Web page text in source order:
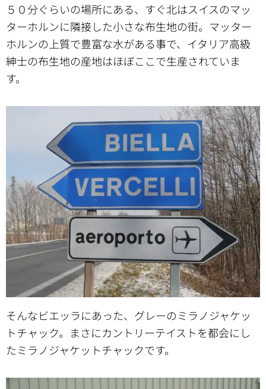
５０分ぐらいの場所にある、すぐ北はスイスのマッ
ターホルンに隣接した小さな布生地の街。マッター
ホルンの上質で豊富な水がある事で、イタリア高級
紳士の布生地の産地はほぼここで生産されていま
す。
そんなビエッラにあった、グレーのミラノジャケッ
トチャック。まさにカントリーテイストを都会にし
たミラノジャケットチャックです。